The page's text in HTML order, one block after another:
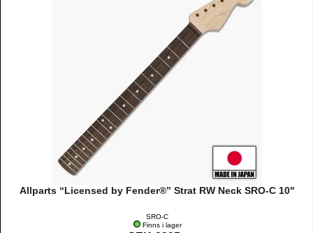
Allparts “Licensed by Fender®” Strat RW Neck SRO-C 10"
SRO-C
Finns i lager